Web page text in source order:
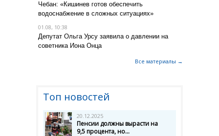
Чебан: «Кишинев готов обеспечить
водоснабжение в сложных ситуациях»
01.08, 10:38
Депутат Ольга Урсу заявила о давлении на
советника Иона Онца
Все материалы →
Топ новостей
20.12.2025
Пенсии должны вырасти на
9,5 процента, но...